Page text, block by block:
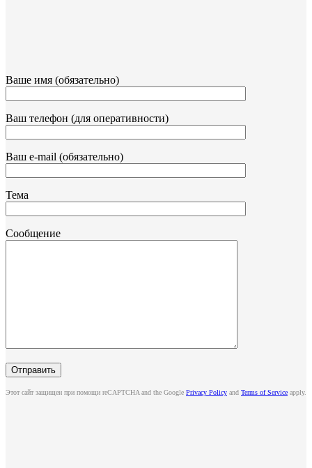
Ваше имя (обязательно)
Ваш телефон (для оперативности)
Ваш e-mail (обязательно)
Тема
Сообщение
Этот сайт защищен при помощи reCAPTCHA and the Google Privacy Policy and Terms of Service apply.